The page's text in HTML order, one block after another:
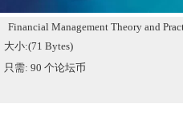
Financial Management Theory and
大小:(71 Bytes)
只需: 90 个论坛币